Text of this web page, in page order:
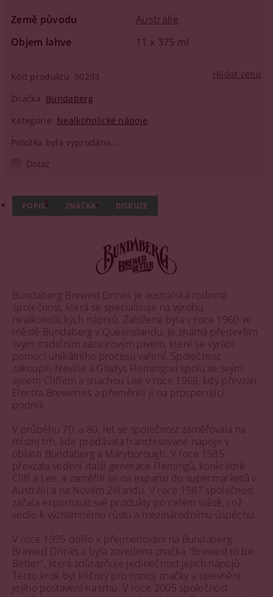
Země původu
Austrálie
Objem lahve
11 x 375 ml
Kód produktu 90293
Značka Bundaberg
Kategorie Nealkoholické nápoje
Položka byla vyprodána...
Hlídat cenu
Dotaz
POPIS ZNAČKA DISKUZE
Bundaberg Brewed Drinks je australská rodinná
společnost, která se specializuje na výrobu
nealkoholických nápojů. Založena byla v roce 1960 ve
městě Bundaberg v Queenslandu. Je známá především
svým tradičním zázvorovým pivem, které se vyrábí
pomocí unikátního procesu vaření. Společnost
zakoupili Neville a Gladys Flemingovi spolu se svým
synem Cliffem a snachou Lee v roce 1968, kdy převzali
Electra Breweries a přeměnili ji na prosperující
podnik.
V průběhu 70. a 80. let se společnost zaměřovala na
místní trh, kde prodávala franchisované nápoje v
oblasti Bundaberg a Maryborough. V roce 1985
převzala vedení další generace Flemingů, konkrétně
Cliff a Lee, a zaměřili se na expanzi do supermarketů v
Austrálii a na Novém Zélandu. V roce 1987 společnost
začala exportovat své produkty po celém světě, což
vedlo k významnému růstu a mezinárodnímu úspěchu.
V roce 1995 došlo k přejmenování na Bundaberg
Brewed Drinks a byla zavedena značka "Brewed to be
Better", která zdůrazňuje jedinečnost jejich nápojů.
Tento krok byl klíčový pro rozvoj značky a upevnění
jejího postavení na trhu. V roce 2005 společnost